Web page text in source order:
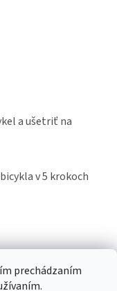
prechádzaním
a ušetriť na
v 5 krokoch